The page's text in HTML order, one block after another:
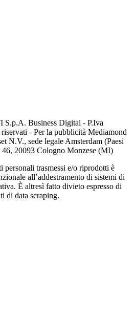
S.p.A. Business Digital - P.Iva
- Per la pubblicità Mediamond
N.V., sede legale Amsterdam (Paesi
20093 Cologno Monzese (MI)
personali trasmessi e/o riprodotti è
all’addestramento di sistemi di
È altresì fatto divieto espresso di
di data scraping.